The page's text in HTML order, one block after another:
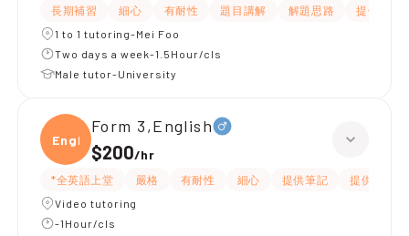
長期補習 細心 有耐性 題目講解 解題思路
提供練習
1 to 1 tutoring-Mei Foo
Two days a week-1.5Hour/cls
Male tutor-University
Engli
Form 3,English
$200/hr
*全英語上堂 嚴格 有耐性 細心 提供筆記
提供練習
Video tutoring
-1Hour/cls